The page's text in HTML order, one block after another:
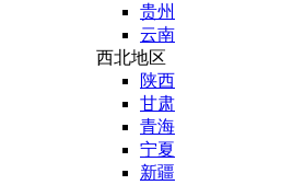
贵州
云南
西北地区
陕西
甘肃
青海
宁夏
新疆